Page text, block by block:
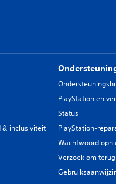
& inclusiviteit
PlayStation en
Status
PlayStation-
Wachtwoord
Verzoek om